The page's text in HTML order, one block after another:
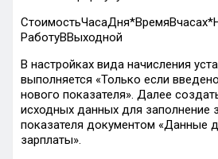
РаботуВВыходной
В настройках вида начисления
выполняется «Только если
нового показателя». Далее
исходных данных для заполнение
показателя документом «Данные
зарплаты».